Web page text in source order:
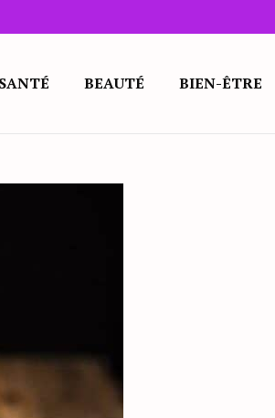
SANTÉ BEAUTÉ BIEN-ÊTRE